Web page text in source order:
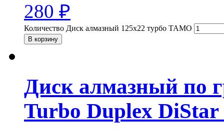
280 ₽
Количество Диск алмазный 125х22 турбо TAMO
В корзину
Диск алмазный по
Turbo Duplex DiStar